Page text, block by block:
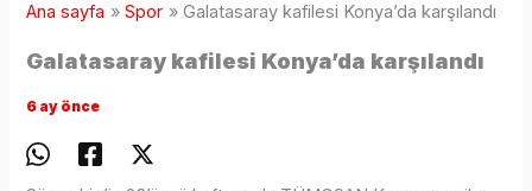
Ana sayfa Spor Galatasaray kafilesi Konya’da karşılandı
Galatasaray kafilesi Konya’da karşılandı
6 ay önce